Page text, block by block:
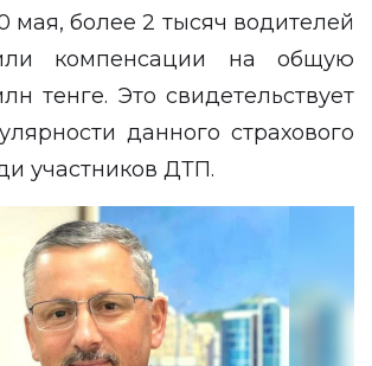
мая, более 2 тысяч водителей
компенсации на общую
тенге. Это свидетельствует
данного страхового
участников ДТП.